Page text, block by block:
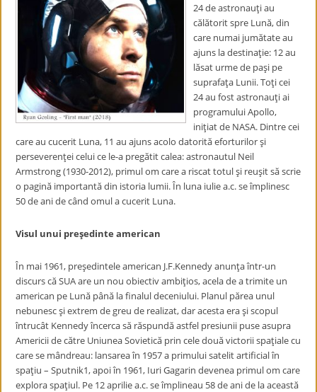
24 de astronauţi au
călătorit spre Lună, din
care numai jumătate au
ajuns la destinaţie: 12 au
lăsat urme de paşi pe
suprafaţa Lunii. Toţi cei
24 au fost astronauţi ai
programului Apollo,
iniţiat de NASA. Dintre cei
care au cucerit Luna, 11 au ajuns acolo datorită eforturilor şi
perseverenţei celui ce le-a pregătit calea: astronautul Neil
Armstrong (1930-2012), primul om care a riscat totul şi reuşit să scrie
o pagină importantă din istoria lumii. În luna iulie a.c. se împlinesc
50 de ani de când omul a cucerit Luna.
Visul unui preşedinte american
În mai 1961, preşedintele american J.F.Kennedy anunţa într-un
discurs că SUA are un nou obiectiv ambiţios, acela de a trimite un
american pe Lună până la finalul deceniului. Planul părea unul
nebunesc şi extrem de greu de realizat, dar acesta era şi scopul
întrucât Kennedy încerca să răspundă astfel presiunii puse asupra
Americii de către Uniunea Sovietică prin cele două victorii spaţiale cu
care se mândreau: lansarea în 1957 a primului satelit artificial în
spaţiu – Sputnik1, apoi în 1961, Iuri Gagarin devenea primul om care
explora spaţiul. Pe 12 aprilie a.c. se împlineau 58 de ani de la această